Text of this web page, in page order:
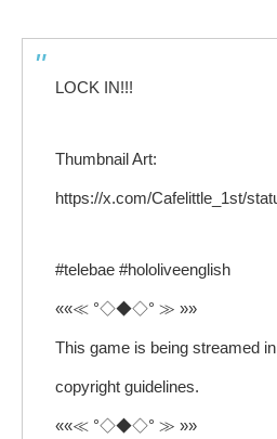
LOCK IN!!!
Thumbnail Art:
https://x.com/Cafelittle_1st/
#telebae #hololiveenglish
««≪ °◇◆◇° ≫ »»
This game is being streamed
copyright guidelines.
««≪ °◇◆◇° ≫ »»